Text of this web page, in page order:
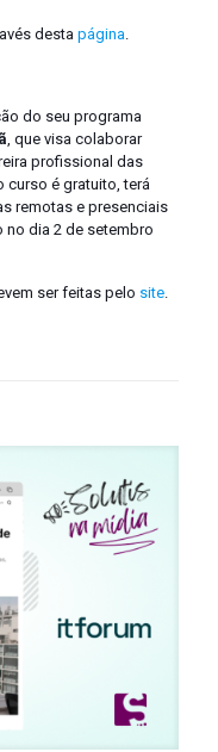
desta página.
do seu programa
, que visa colaborar
profissional das
curso é gratuito, terá
remotas e presenciais
no dia 2 de setembro
ser feitas pelo site.